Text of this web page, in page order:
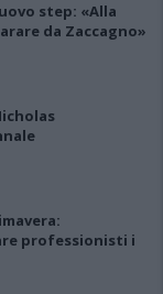
step: «Alla
da Zaccagno»
professionisti i